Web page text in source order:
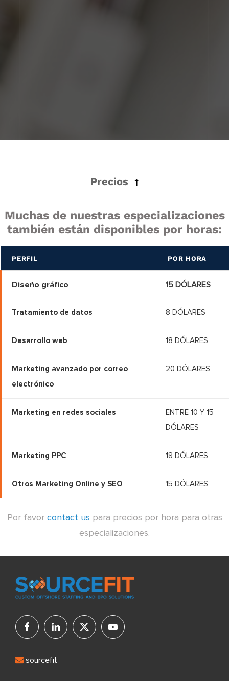
Precios
Muchas de nuestras especializaciones
también están disponibles por horas:
PERFIL POR HORA
Diseño gráfico 15 DÓLARES
Tratamiento de datos 8 DÓLARES
Desarrollo web 18 DÓLARES
Marketing avanzado por correo
electrónico
20 DÓLARES
Marketing en redes sociales
ENTRE 10 Y 15
DÓLARES
Marketing PPC 18 DÓLARES
Otros Marketing Online y SEO 15 DÓLARES
Por favor contact us para precios por hora para otras
especializaciones.
sourcefit